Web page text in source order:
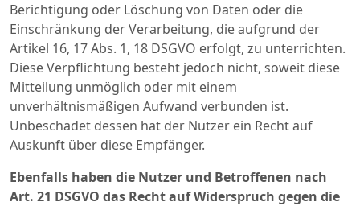
Berichtigung oder Löschung von Daten oder die
Einschränkung der Verarbeitung, die aufgrund der
Artikel 16, 17 Abs. 1, 18 DSGVO erfolgt, zu unterrichten.
Diese Verpflichtung besteht jedoch nicht, soweit diese
Mitteilung unmöglich oder mit einem
unverhältnismäßigen Aufwand verbunden ist.
Unbeschadet dessen hat der Nutzer ein Recht auf
Auskunft über diese Empfänger.
Ebenfalls haben die Nutzer und Betroffenen nach
Art. 21 DSGVO das Recht auf Widerspruch gegen die